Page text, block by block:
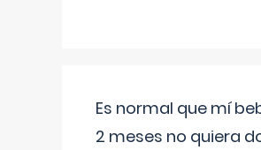
Es normal que mí
2 meses no quiera